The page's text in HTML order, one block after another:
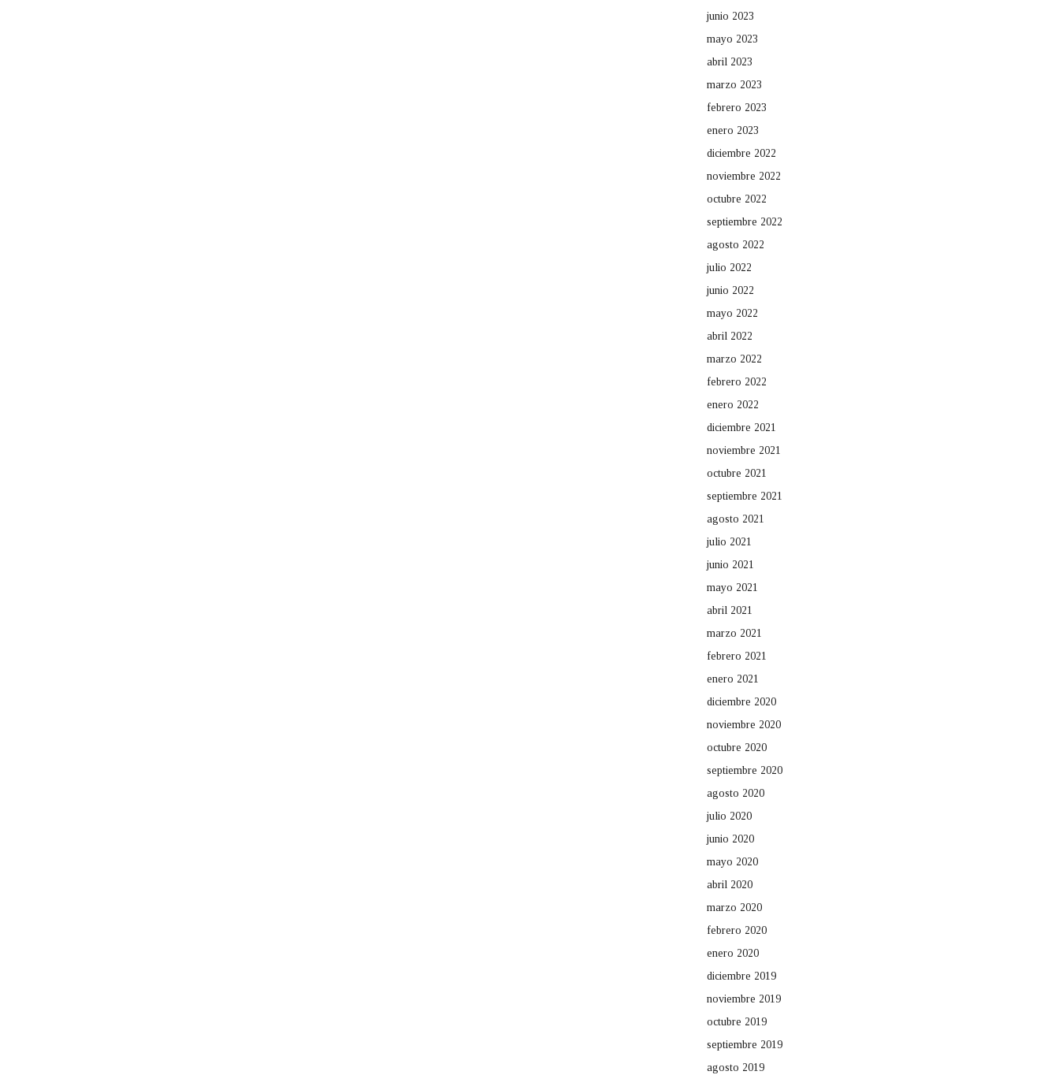
junio 2023
mayo 2023
abril 2023
marzo 2023
febrero 2023
enero 2023
diciembre 2022
noviembre 2022
octubre 2022
septiembre 2022
agosto 2022
julio 2022
junio 2022
mayo 2022
abril 2022
marzo 2022
febrero 2022
enero 2022
diciembre 2021
noviembre 2021
octubre 2021
septiembre 2021
agosto 2021
julio 2021
junio 2021
mayo 2021
abril 2021
marzo 2021
febrero 2021
enero 2021
diciembre 2020
noviembre 2020
octubre 2020
septiembre 2020
agosto 2020
julio 2020
junio 2020
mayo 2020
abril 2020
marzo 2020
febrero 2020
enero 2020
diciembre 2019
noviembre 2019
octubre 2019
septiembre 2019
agosto 2019